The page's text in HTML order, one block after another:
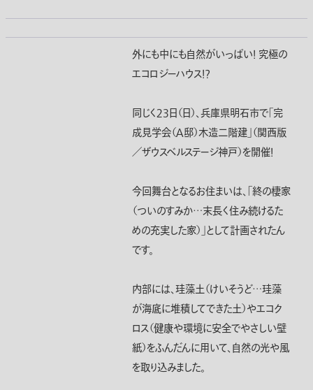
外にも中にも自然がいっぱい！ 究極の
エコロジーハウス！？
同じく２３日（日）、兵庫県明石市で「完
成見学会（Ａ邸）木造二階建」（関西版
／ザウスベルステージ神戸）を開催！
今回舞台となるお住まいは、「終の棲家
（ついのすみか…末長く住み続けるた
めの充実した家）」として計画されたん
です。
内部には、珪藻土（けいそうど…珪藻
が海底に堆積してできた土）やエコク
ロス（健康や環境に安全でやさしい壁
紙）をふんだんに用いて、自然の光や風
を取り込みました。